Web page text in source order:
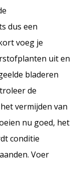
dus een
voeg je
uit en
bladeren
de
vermijden van
nu goed, het
conditie
Voer